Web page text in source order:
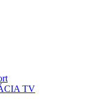
TV